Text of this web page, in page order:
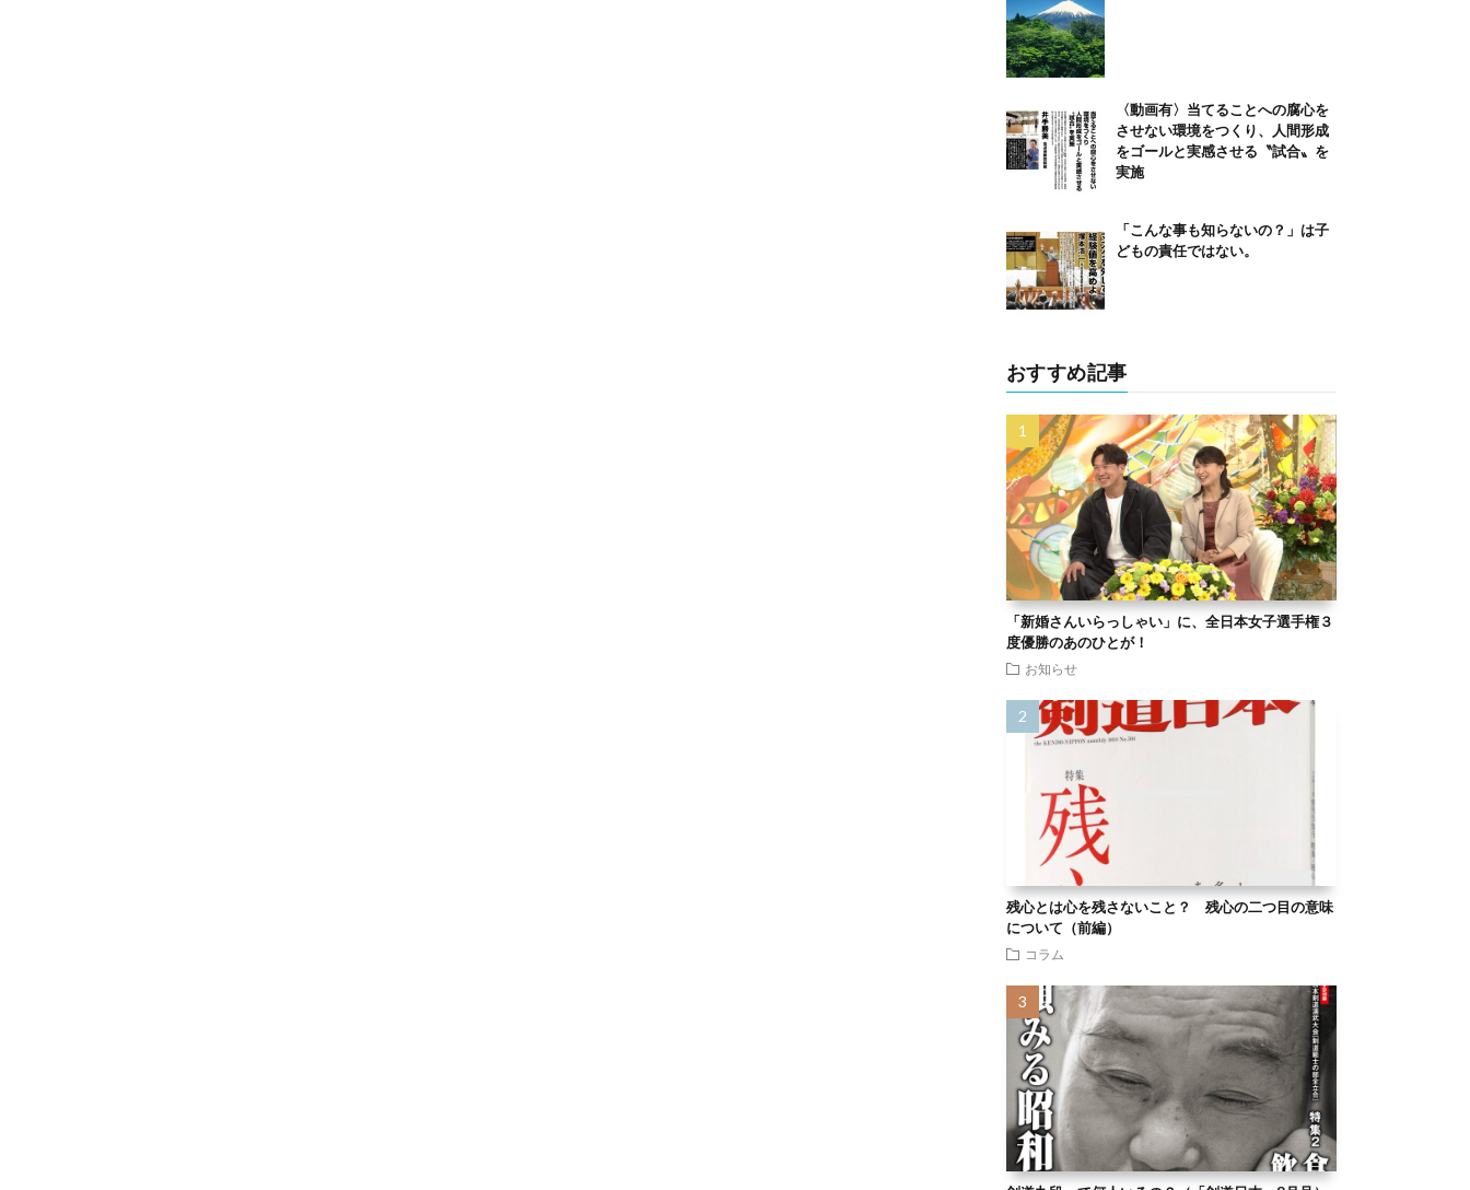
〈動画有〉当てることへの腐心を
させない環境をつくり、人間形成
をゴールと実感させる〝試合〟を
実施
「こんな事も知らないの？」は子
どもの責任ではない。
おすすめ記事
「新婚さんいらっしゃい」に、全日本女子選手権３
度優勝のあのひとが！
お知らせ
残心とは心を残さないこと？ 残心の二つ目の意味
について（前編）
コラム